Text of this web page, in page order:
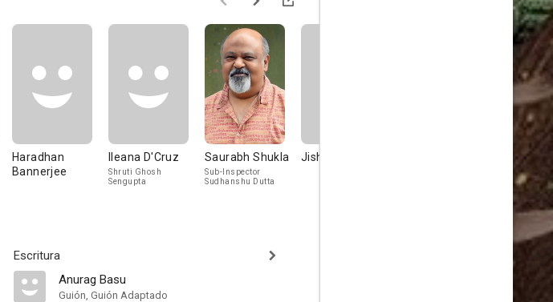
Haradhan
Bannerjee
Ileana D'Cruz
Shruti Ghosh
Sengupta
Saurabh Shukla
Sub-Inspector
Sudhanshu Dutta
Jishu Sengupta
Ashish
Vidhyarthi
Durjoy
Escritura
Anurag Basu
Guión, Guión Adaptado